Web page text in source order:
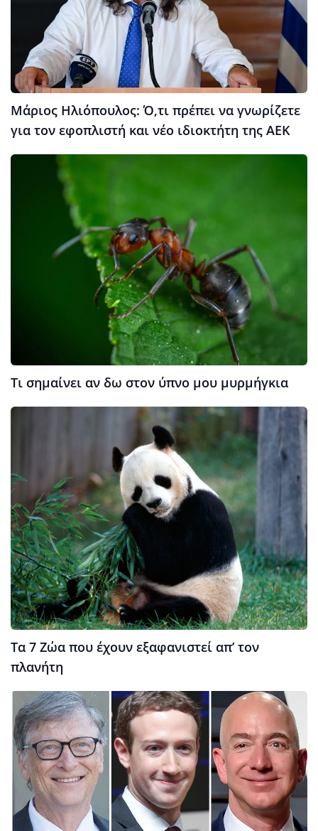
Μάριος Ηλιόπουλος: Ό,τι πρέπει να γνωρίζετε
για τον εφοπλιστή και νέο ιδιοκτήτη της ΑΕΚ
Τι σημαίνει αν δω στον ύπνο μου μυρμήγκια
Τα 7 Ζώα που έχουν εξαφανιστεί απ’ τον
πλανήτη